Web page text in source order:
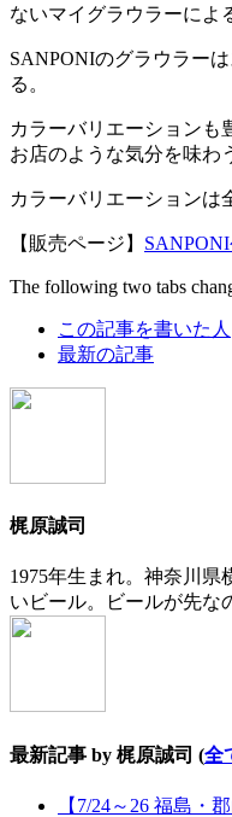
ないマイグラウラーによ
SANPONIのグラウラー
る。
カラーバリエーションも
お店のような気分を味わ
カラーバリエーションは
【販売ページ】
The following two tabs
この記事を書いた人
最新の記事
梶原誠司
1975年生まれ。神奈川
いビール。ビールが先な
最新記事 by 梶原誠司 (全
【7/24～26 福島・